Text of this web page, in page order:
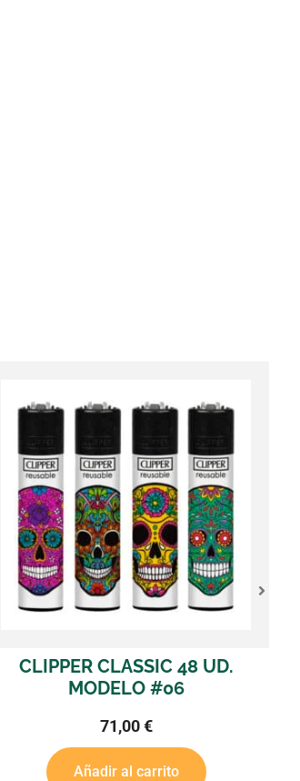
CLIPPER MICRO 48
CRISTAL RAINBOW
Añadir al carrito